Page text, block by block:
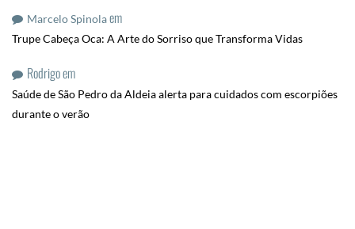
Marcelo Spinolaem
Trupe Cabeça Oca: A Arte do Sorriso que Transforma Vidas
Rodrigoem
Saúde de São Pedro da Aldeia alerta para cuidados com escorpiões
durante o verão